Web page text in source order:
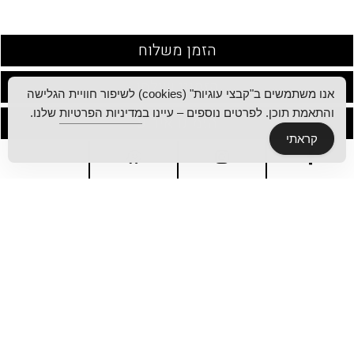
הזמן משלוח
הזמינו שולחן
הזמינו אירוע
אנו משתמשים ב"קבצי עוגיות" (cookies) לשיפור חוויית הגלישה
והתאמת תוכן. לפרטים נוספים – עיינו במדיניות הפרטיות שלנו.
קראתי